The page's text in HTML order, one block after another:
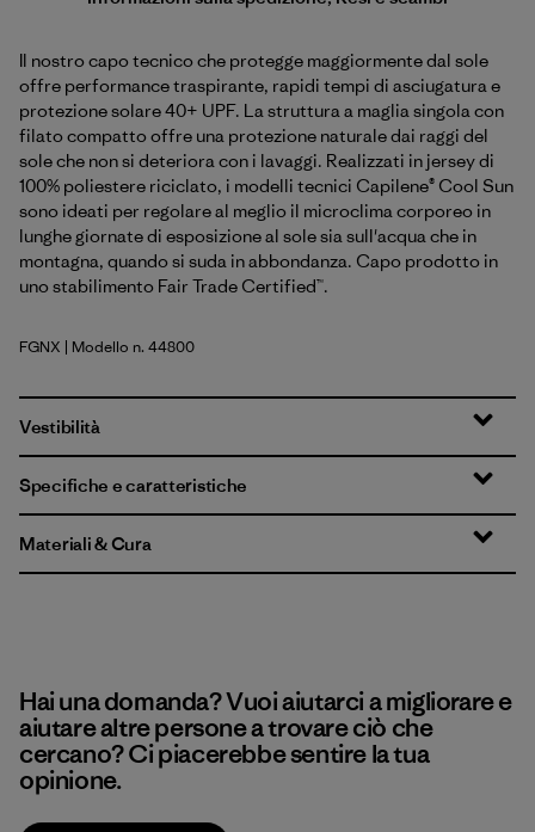
Il nostro capo tecnico che protegge maggiormente dal sole
offre performance traspirante, rapidi tempi di asciugatura e
protezione solare 40+ UPF. La struttura a maglia singola con
filato compatto offre una protezione naturale dai raggi del
sole che non si deteriora con i lavaggi. Realizzati in jersey di
100% poliestere riciclato, i modelli tecnici Capilene® Cool Sun
sono ideati per regolare al meglio il microclima corporeo in
lunghe giornate di esposizione al sole sia sull'acqua che in
montagna, quando si suda in abbondanza. Capo prodotto in
uno stabilimento Fair Trade Certified™.
Forge Grey - Noble Grey X-Dye
FGNX | Modello n. 44800
Vestibilità
Specifiche e caratteristiche
Materiali & Cura
Hai una domanda? Vuoi aiutarci a migliorare e
aiutare altre persone a trovare ciò che
cercano? Ci piacerebbe sentire la tua
opinione.